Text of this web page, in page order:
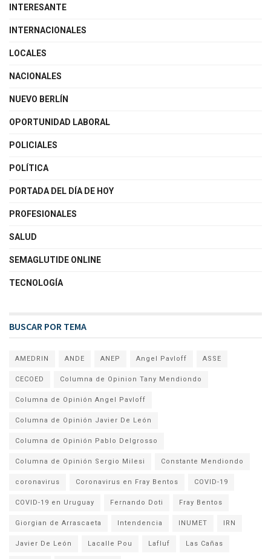
INTERESANTE
INTERNACIONALES
LOCALES
NACIONALES
NUEVO BERLÍN
OPORTUNIDAD LABORAL
POLICIALES
POLÍTICA
PORTADA DEL DÍA DE HOY
PROFESIONALES
SALUD
SEMAGLUTIDE ONLINE
TECNOLOGÍA
BUSCAR POR TEMA
AMEDRIN ANDE ANEP Angel Pavloff ASSE
CECOED Columna de Opinion Tany Mendiondo
Columna de Opinión Angel Pavloff
Columna de Opinión Javier De León
Columna de Opinión Pablo Delgrosso
Columna de Opinión Sergio Milesi Constante Mendiondo
coronavirus Coronavirus en Fray Bentos COVID-19
COVID-19 en Uruguay Fernando Doti Fray Bentos
Giorgian de Arrascaeta Intendencia INUMET IRN
Javier De León Lacalle Pou Lafluf Las Cañas